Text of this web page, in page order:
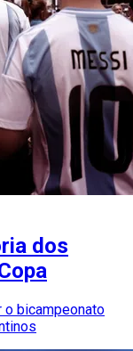
dos
bicampeonato